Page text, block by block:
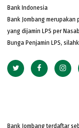
Bank Indonesia
Bank Jombang merupakan
yang dijamin LPS per
Bunga Penjamin LPS,
Bank Jombang terdaftar